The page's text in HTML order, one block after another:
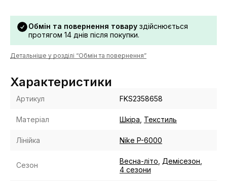
Обмін та повернення товару здійснюється
протягом 14 днів після покупки.
Детальніше у розділі “Обмін та повернення”
Характеристики
Артикул FKS2358658
Матеріал Шкіра Текстиль
Лінійка Nike P-6000
Сезон Весна-літо Демісезон
4 сезони